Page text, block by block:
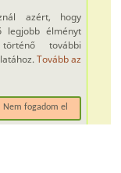
azért, hogy
legjobb élményt
további
Tovább az
Nem fogadom el